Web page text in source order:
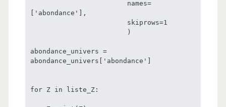
['abondance'],
abondance_univers =
abondance_univers['abondance']
for Z in liste_Z: